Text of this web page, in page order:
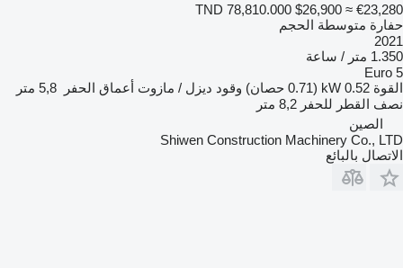
TND 78,810.000 $26,900 ≈
متوسطة الحجم
/ ساعة
0.52 kW (0.71 حصان) وقود ديزل / مازوت أعماق الحفر 5,8 متر
القطر للحفر 8,2 متر
الصين
Shiwen Construction Machinery Co.,
بالبائع